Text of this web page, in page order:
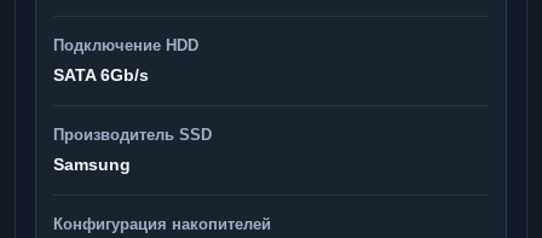
Подключение HDD
SATA 6Gb/s
Производитель SSD
Samsung
Конфигурация накопителей